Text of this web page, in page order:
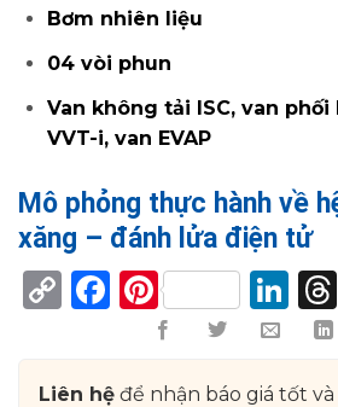
Bơm nhiên liệu
04 vòi phun
Van không tải ISC, van
VVT-i, van EVAP
Mô phỏng thực hành về
xăng – đánh lửa điện tử
CopyFacebook
Pinterest
Liên hệ để nhận báo giá tốt